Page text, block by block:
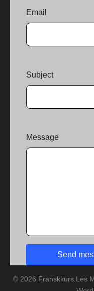
Email
Subject
Message
© 2026 Franskkurs.Les